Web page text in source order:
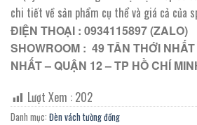
chi tiết về sản phẩm cụ thể và giá cả của
ĐIỆN THOẠI : 0934115897 (ZALO)
SHOWROOM : 49 TÂN THỚI
NHẤT – QUẬN 12 – TP HỒ CHÍ
Lượt Xem : 202
Danh mục: Đèn vách tường đồng